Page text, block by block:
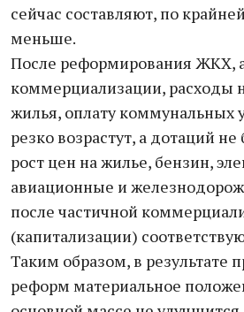
сейчас составляют, по
меньше.
После реформирования ЖКХ,
коммерциализации, расходы
жилья, оплату коммунальных
резко возрастут, а дотаций
рост цен на жилье, бензин,
авиационные и
после частичной
(капитализации)
Таким образом, в результате
реформ материальное